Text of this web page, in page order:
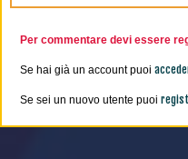
Per commentare devi essere
Se hai già un account puoi
Se sei un nuovo utente puoi